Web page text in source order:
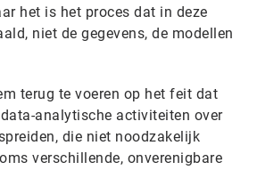
het is het proces dat in deze
niet de gegevens, de modellen
terug te voeren op het feit dat
analytische activiteiten over
die niet noodzakelijk
verschillende, onverenigbare